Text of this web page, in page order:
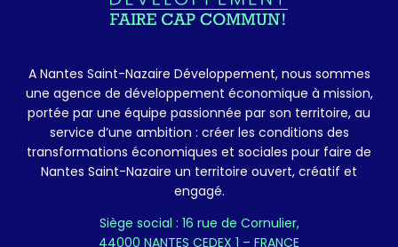
A Nantes Saint-Nazaire Développement, nous sommes
une agence de développement économique à mission,
portée par une équipe passionnée par son territoire, au
service d’une ambition : créer les conditions des
transformations économiques et sociales pour faire de
Nantes Saint-Nazaire un territoire ouvert, créatif et
engagé.
Siège social : 16 rue de Cornulier,
44000 NANTES CEDEX 1 – FRANCE